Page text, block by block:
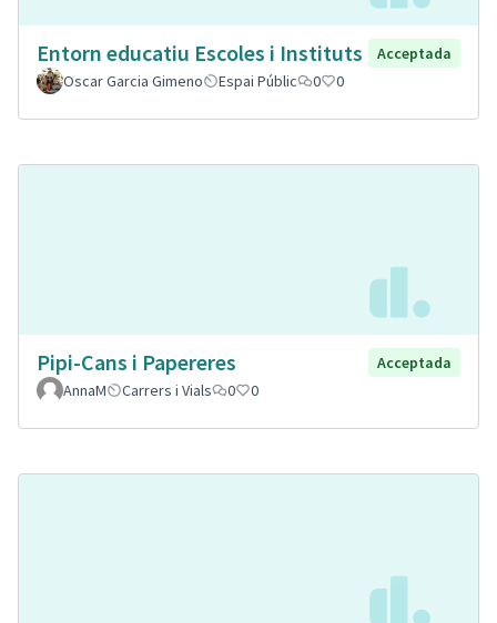
Entorn educatiu Escoles i Instituts
Acceptada
Oscar Garcia Gimeno
Espai Públic 0 0
Pipi-Cans i Papereres
Acceptada
AnnaM
Carrers i Vials 0 0